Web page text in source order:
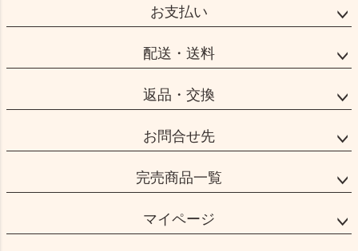
ップ
お支払い
配送・送料
返品・交換
お問合せ先
完売商品一覧
マイページ